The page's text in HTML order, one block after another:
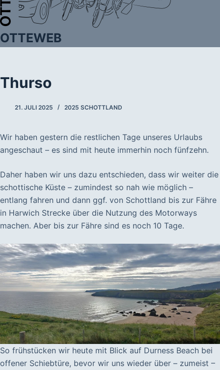
OTTEWEB
Thurso
21. JULI 2025 2025 SCHOTTLAND
Wir haben gestern die restlichen Tage unseres Urlaubs
angeschaut – es sind mit heute immerhin noch fünfzehn.
Daher haben wir uns dazu entschieden, dass wir weiter die
schottische Küste – zumindest so nah wie möglich –
entlang fahren und dann ggf. von Schottland bis zur Fähre
in Harwich Strecke über die Nutzung des Motorways
machen. Aber bis zur Fähre sind es noch 10 Tage.
So frühstücken wir heute mit Blick auf Durness Beach bei
offener Schiebtüre, bevor wir uns wieder über – zumeist –